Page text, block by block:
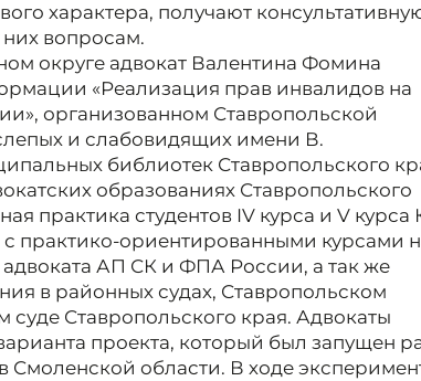
характера, получают
вопросам.
округе адвокат Валентина Фомина
«Реализация прав инвалидов на
организованном Ставропольской
и слабовидящих имени В.
библиотек Ставропольского
образованиях Ставропольского
практика студентов IV курса и V
практико-ориентированными курсами
АП СК и ФПА России, а так же
в районных судах, Ставропольском
Ставропольского края. Адвокаты
проекта, который был запущен
Смоленской области. В ходе